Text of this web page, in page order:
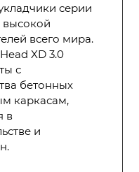
серии
высокой
всего мира.
XD 3.0
с
бетонных
каркасам,
в
и